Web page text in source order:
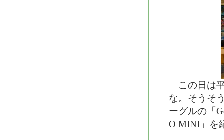
この日は
な。そうそ
ーグルの「
O MINI」を